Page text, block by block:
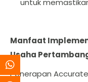
untuk
Manfaat
Usaha
Penerapan